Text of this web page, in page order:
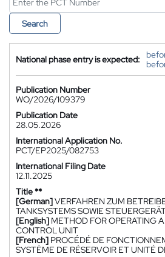
Search
National phase entry is expected:
Publication Number
WO/2026/109379
Publication Date
28.05.2026
International Application No.
PCT/EP2025/082753
International Filing Date
12.11.2025
Title **
[German]VERFAHREN ZUM
TANKSYSTEMS SOWIE
[English] METHOD FOR OPERATING
CONTROL UNIT
[French] PROCÉDÉ DE
SYSTÈME DE RÉSERVOIR ET UNITÉ